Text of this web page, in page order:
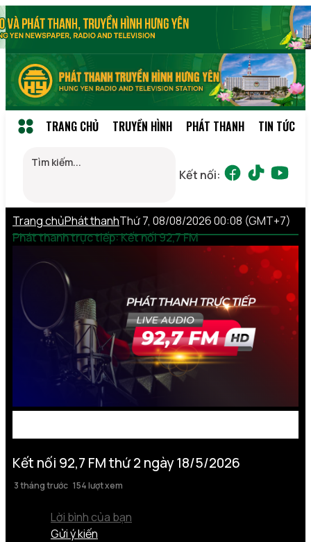
TRANG CHỦ TRUYỀN HÌNH PHÁT THANH TIN TỨC
Kết nối:
Trang chủPhát thanh
Phát thanh trực tiếp: Kết nối 92,7 FM
Thứ 7, 08/08/2026 00:08 (GMT+7)
Kết nối 92,7 FM thứ 2 ngày 18/5/2026
3 tháng trước 154 lượt xem
Lời bình của bạn
Gửi ý kiến